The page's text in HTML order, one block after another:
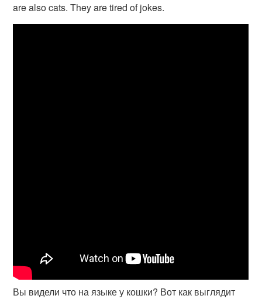
are also cats. They are tired of jokes.
Вы видели что на языке у кошки? Вот как выглядит